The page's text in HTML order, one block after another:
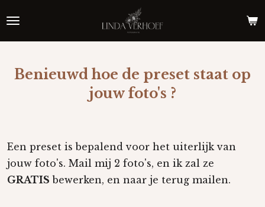
hoofdinhoud
Benieuwd hoe de preset staat op
jouw foto's ?
Een preset is bepalend voor het uiterlijk van
jouw foto's. Mail mij 2 foto's, en ik zal ze
GRATIS bewerken, en naar je terug mailen.